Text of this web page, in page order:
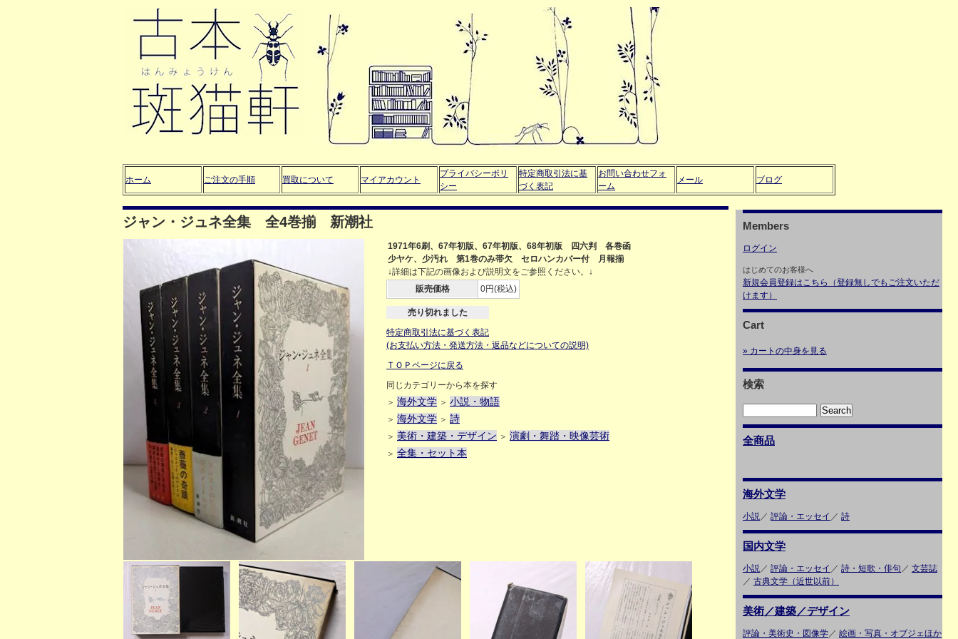
ホーム ご注文の手順 買取について マイアカウント
プライバシーポリ
シー
特定商取引法に基
づく表記
お問い合わせフォ
ーム
メール ブログ
ジャン・ジュネ全集 全4巻揃 新潮社
1971年6刷、67年初版、67年初版、68年初版 四六判 各巻函
少ヤケ、少汚れ 第1巻のみ帯欠 セロハンカバー付 月報揃
↓詳細は下記の画像および説明文をご参照ください。↓
販売価格
0円(税込)
売り切れました
特定商取引法に基づく表記
(お支払い方法・発送方法・返品などについての説明)
ＴＯＰページに戻る
同じカテゴリーから本を探す
＞ 海外文学 ＞ 小説・物語
＞ 海外文学 ＞ 詩
＞ 美術・建築・デザイン ＞ 演劇・舞踏・映像芸術
＞ 全集・セット本
Members
ログイン
はじめてのお客様へ
新規会員登録はこちら（登録無しでもご注文いただ
けます）
Cart
» カートの中身を見る
検索
全商品
海外文学
小説／ 評論・エッセイ ／ 詩
国内文学
小説／ 評論・エッセイ ／ 詩・短歌・俳句 ／ 文芸誌
／ 古典文学（近世以前）
美術／建築／デザイン
評論・美術史・図像学／ 絵画・写真・オブジェほか